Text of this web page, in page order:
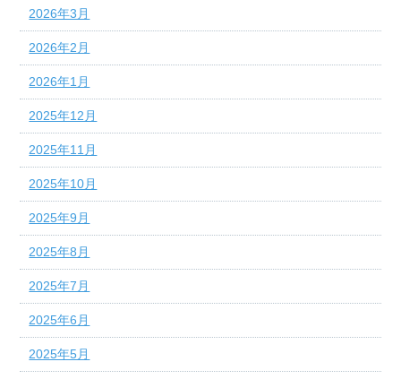
2026年3月
2026年2月
2026年1月
2025年12月
2025年11月
2025年10月
2025年9月
2025年8月
2025年7月
2025年6月
2025年5月